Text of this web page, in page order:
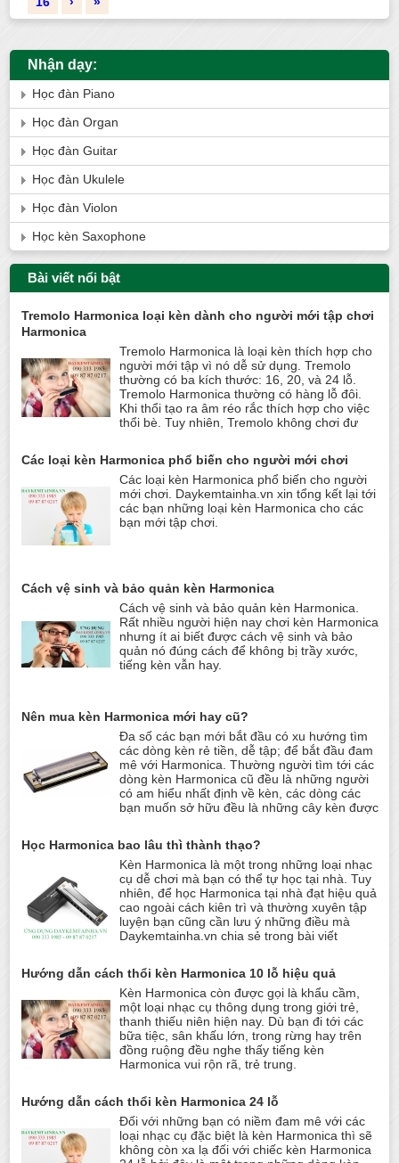
Nhận dạy:
Học đàn Piano
Học đàn Organ
Học đàn Guitar
Học đàn Ukulele
Học đàn Violon
Học kèn Saxophone
Bài viết nổi bật
Tremolo Harmonica loại kèn dành cho người mới tập chơi
Harmonica
Tremolo Harmonica là loại kèn thích hợp cho
người mới tập vì nó dễ sử dụng. Tremolo
thường có ba kích thước: 16, 20, và 24 lỗ.
Tremolo Harmonica thường có hàng lỗ đôi.
Khi thổi tạo ra âm réo rắc thích hợp cho việc
thổi bè. Tuy nhiên, Tremolo không chơi đư
Các loại kèn Harmonica phổ biến cho người mới chơi
Các loại kèn Harmonica phổ biến cho người
mới chơi. Daykemtainha.vn xin tổng kết lại tới
các bạn những loại kèn Harmonica cho các
bạn mới tập chơi.
Cách vệ sinh và bảo quản kèn Harmonica
Cách vệ sinh và bảo quản kèn Harmonica.
Rất nhiều người hiện nay chơi kèn Harmonica
nhưng ít ai biết được cách vệ sinh và bảo
quản nó đúng cách để không bị trầy xước,
tiếng kèn vẫn hay.
Nên mua kèn Harmonica mới hay cũ?
Đa số các bạn mới bắt đầu có xu hướng tìm
các dòng kèn rẻ tiền, dễ tập; để bắt đầu đam
mê với Harmonica. Thường người tìm tới các
dòng kèn Harmonica cũ đều là những người
có am hiểu nhất định về kèn, các dòng các
bạn muốn sở hữu đều là những cây kèn được
Học Harmonica bao lâu thì thành thạo?
Kèn Harmonica là một trong những loại nhạc
cụ dễ chơi mà bạn có thể tự học tại nhà. Tuy
nhiên, để học Harmonica tại nhà đạt hiệu quả
cao ngoài cách kiên trì và thường xuyên tập
luyện bạn cũng cần lưu ý những điều mà
Daykemtainha.vn chia sẻ trong bài viết
Hướng dẫn cách thổi kèn Harmonica 10 lỗ hiệu quả
Kèn Harmonica còn được gọi là khẩu cầm,
một loại nhạc cụ thông dụng trong giới trẻ,
thanh thiếu niên hiện nay. Dù bạn đi tới các
bữa tiệc, sân khấu lớn, trong rừng hay trên
đồng ruộng đều nghe thấy tiếng kèn
Harmonica vui rộn rã, trẻ trung.
Hướng dẫn cách thổi kèn Harmonica 24 lỗ
Đối với những bạn có niềm đam mê với các
loại nhạc cụ đặc biệt là kèn Harmonica thì sẽ
không còn xa lạ đối với chiếc kèn Harmonica